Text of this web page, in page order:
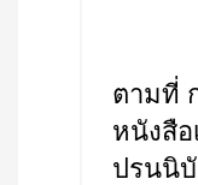
ตามที่
หนังสื
ปรนนิบั